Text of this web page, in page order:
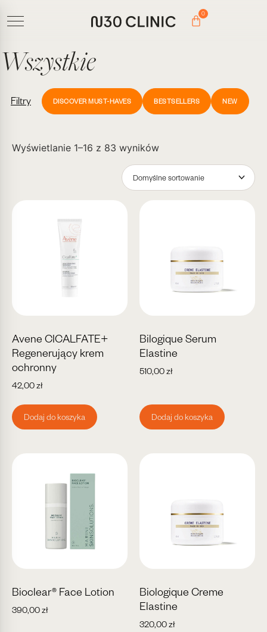
0
Wszystkie
Filtry DISCOVER MUST-HAVES BESTSELLERS NEW
Wyświetlanie 1–16 z 83 wyników
Avene CICALFATE+
Regenerujący krem
ochronny
42,00zł
Dodaj do koszyka
Bilogique Serum
Elastine
510,00zł
Dodaj do koszyka
Bioclear® Face Lotion
390,00zł
Biologique Creme
Elastine
320,00zł